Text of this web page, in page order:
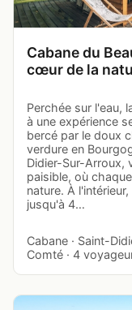
Cabane du
cœur de la
Perchée sur l'eau,
à une expérience
bercé par le doux
verdure en
Didier-Sur-Arroux,
paisible, où
nature. À
jusqu'à 4…
Cabane · Saint-
Comté · 4